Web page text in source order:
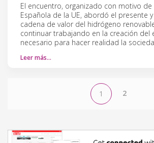
El encuentro, organizado con motivo de
Española de la UE, abordó el presente
cadena de valor del hidrógeno
continuar trabajando en la creación del
necesario para hacer realidad la
Leer más…
1 2